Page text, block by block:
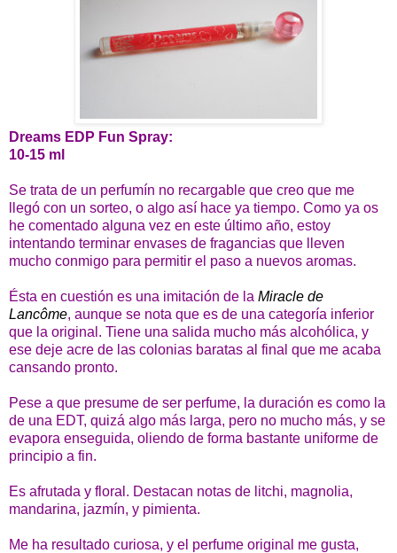
Dreams EDP Fun Spray:
10-15 ml
Se trata de un perfumín no recargable que creo que me
llegó con un sorteo, o algo así hace ya tiempo. Como ya os
he comentado alguna vez en este último año, estoy
intentando terminar envases de fragancias que lleven
mucho conmigo para permitir el paso a nuevos aromas.
Ésta en cuestión es una imitación de la Miracle de
Lancôme, aunque se nota que es de una categoría inferior
que la original. Tiene una salida mucho más alcohólica, y
ese deje acre de las colonias baratas al final que me acaba
cansando pronto.
Pese a que presume de ser perfume, la duración es como la
de una EDT, quizá algo más larga, pero no mucho más, y se
evapora enseguida, oliendo de forma bastante uniforme de
principio a fin.
Es afrutada y floral. Destacan notas de litchi, magnolia,
mandarina, jazmín, y pimienta.
Me ha resultado curiosa, y el perfume original me gusta,